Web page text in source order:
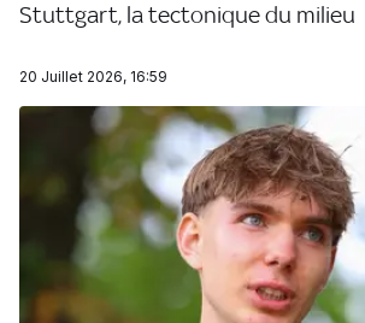
Stuttgart, la tectonique du milieu
20 Juillet 2026, 16:59